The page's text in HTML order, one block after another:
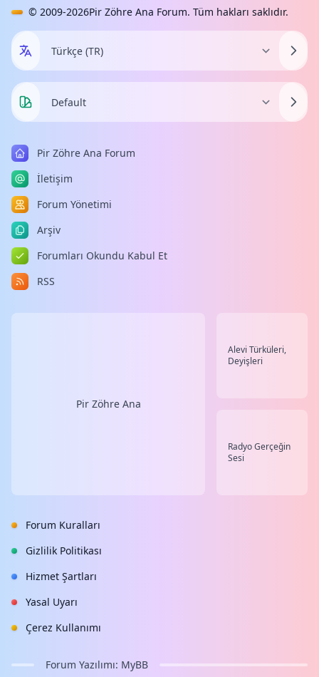
© 2009-2026Pir Zöhre Ana Forum. Tüm hakları saklıdır.
Pir Zöhre Ana Forum
İletişim
Forum Yönetimi
Arşiv
Forumları Okundu Kabul Et
RSS
Pir Zöhre Ana
Alevi Türküleri,
Deyişleri
Radyo Gerçeğin
Sesi
Forum Kuralları
Gizlilik Politikası
Hizmet Şartları
Yasal Uyarı
Çerez Kullanımı
Forum Yazılımı: MyBB